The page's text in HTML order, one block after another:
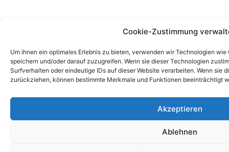
Cookie-Zustimmung
Um ihnen ein optimales Erlebnis zu bieten, verwenden wir Technologien
speichern und/oder darauf zuzugreifen. Wenn sie dieser Technologien
Surfverhalten oder eindeutige IDs auf dieser Website verarbeiten. Wenn sie
zurückziehen, können bestimmte Merkmale und Funktionen beeinträchtigt
Akzeptieren
Ablehnen